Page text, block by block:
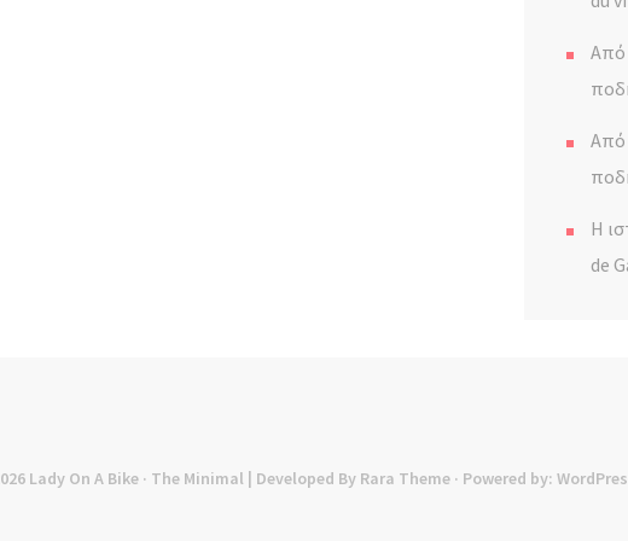
Από
Από
Η
de
Lady On A Bike · The Minimal | Developed By Rara Theme · Powered by: